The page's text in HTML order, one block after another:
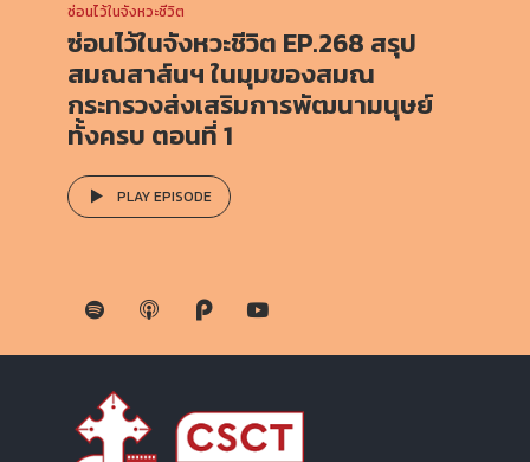
ซ่อนไว้ในจังหวะชีวิต
ซ่อนไว้ในจังหวะชีวิต EP.268 สรุป
สมณสาส์นฯ ในมุมของสมณ
กระทรวงส่งเสริมการพัฒนามนุษย์
ทั้งครบ ตอนที่ 1
PLAY EPISODE